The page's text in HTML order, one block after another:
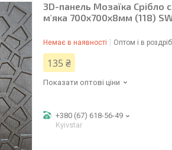
3D-панель Мозаїка Срібло
м'яка 700x700x8мм (118)
Немає в наявності Оптом і в роздріб
135 ₴
Показати оптові ціни
+380 (67) 618-56-49
Kyivstar